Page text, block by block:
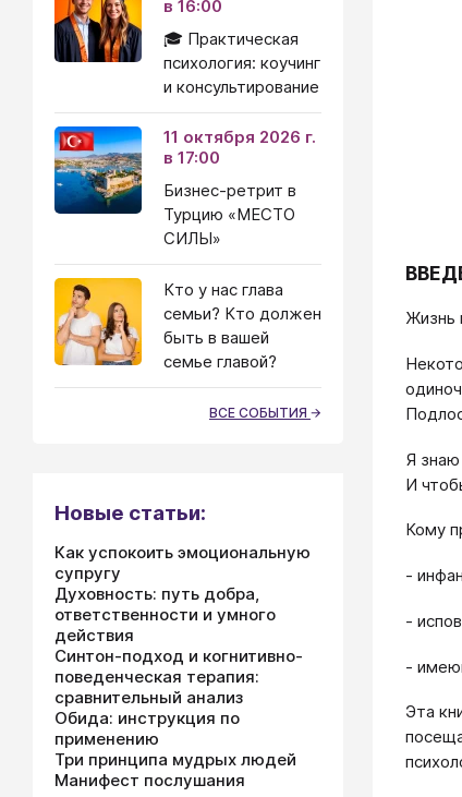
Жизнь
Я
И
Кому
-
-
-
Эта
в 16:00
🎓 Практическая
психология: коучинг
и консультирование
11 октября 2026 г.
в 17:00
Бизнес-ретрит в
Турцию «МЕСТО
СИЛЫ»
Кто у нас глава
семьи? Кто должен
быть в вашей
семье главой?
ВСЕ СОБЫТИЯ
Новые статьи:
Как успокоить эмоциональную
супругу
Духовность: путь добра,
ответственности и умного
действия
Синтон-подход и когнитивно-
поведенческая терапия:
сравнительный анализ
Обида: инструкция по
применению
Три принципа мудрых людей
Манифест послушания